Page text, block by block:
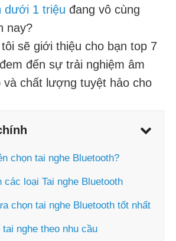
dưới 1 triệu đang vô cùng
nay?
sẽ giới thiệu cho bạn top 7
đến sự trải nghiệm âm
và chất lượng tuyệt hảo cho
chọn tai nghe Bluetooth?
các loại Tai nghe Bluetooth
chọn tai nghe Bluetooth tốt nhất
nghe theo nhu cầu